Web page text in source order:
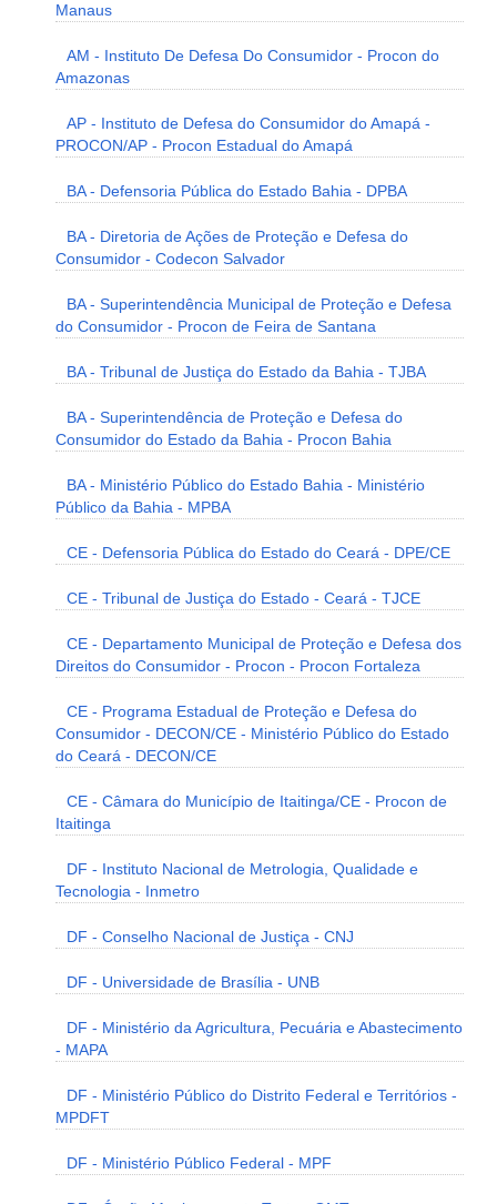
Manaus
AM - Instituto De Defesa Do Consumidor - Procon do
Amazonas
AP - Instituto de Defesa do Consumidor do Amapá -
PROCON/AP - Procon Estadual do Amapá
BA - Defensoria Pública do Estado Bahia - DPBA
BA - Diretoria de Ações de Proteção e Defesa do
Consumidor - Codecon Salvador
BA - Superintendência Municipal de Proteção e Defesa
do Consumidor - Procon de Feira de Santana
BA - Tribunal de Justiça do Estado da Bahia - TJBA
BA - Superintendência de Proteção e Defesa do
Consumidor do Estado da Bahia - Procon Bahia
BA - Ministério Público do Estado Bahia - Ministério
Público da Bahia - MPBA
CE - Defensoria Pública do Estado do Ceará - DPE/CE
CE - Tribunal de Justiça do Estado - Ceará - TJCE
CE - Departamento Municipal de Proteção e Defesa dos
Direitos do Consumidor - Procon - Procon Fortaleza
CE - Programa Estadual de Proteção e Defesa do
Consumidor - DECON/CE - Ministério Público do Estado
do Ceará - DECON/CE
CE - Câmara do Município de Itaitinga/CE - Procon de
Itaitinga
DF - Instituto Nacional de Metrologia, Qualidade e
Tecnologia - Inmetro
DF - Conselho Nacional de Justiça - CNJ
DF - Universidade de Brasília - UNB
DF - Ministério da Agricultura, Pecuária e Abastecimento
- MAPA
DF - Ministério Público do Distrito Federal e Territórios -
MPDFT
DF - Ministério Público Federal - MPF